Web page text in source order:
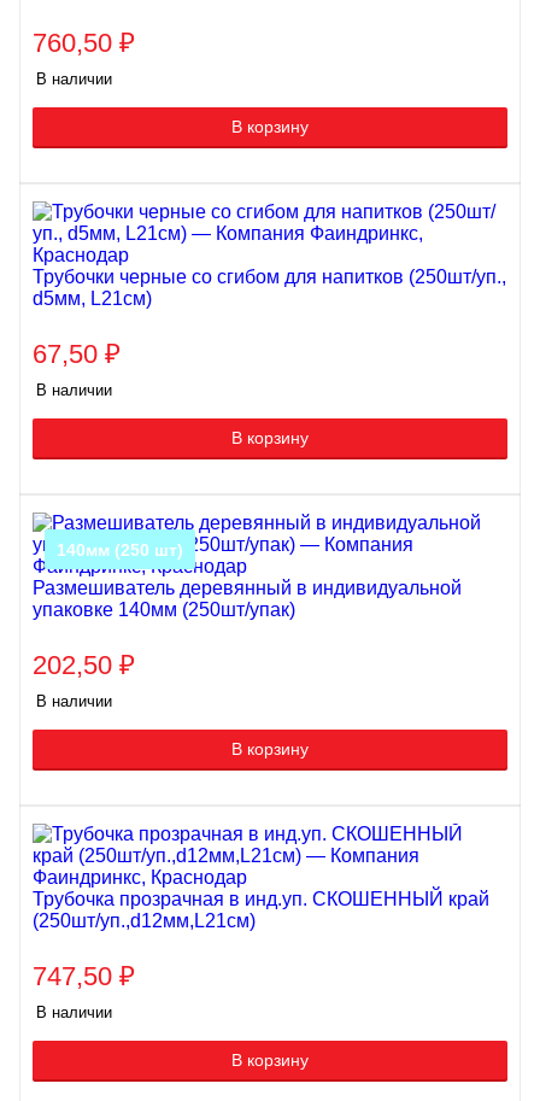
760,50 ₽
В наличии
В корзину
Трубочки черные со сгибом для напитков (250шт/уп.,
d5мм, L21см)
67,50 ₽
В наличии
В корзину
140мм (250 шт)
Размешиватель деревянный в индивидуальной
упаковке 140мм (250шт/упак)
202,50 ₽
В наличии
В корзину
Трубочка прозрачная в инд.уп. СКОШЕННЫЙ край
(250шт/уп.,d12мм,L21см)
747,50 ₽
В наличии
В корзину